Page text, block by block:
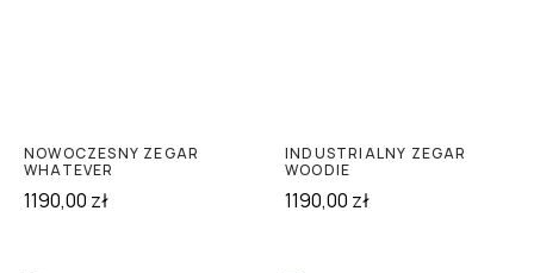
NOWOCZESNY ZEGAR
WHATEVER
1190,00 zł
INDUSTRIALNY ZEGAR
WOODIE
1190,00 zł